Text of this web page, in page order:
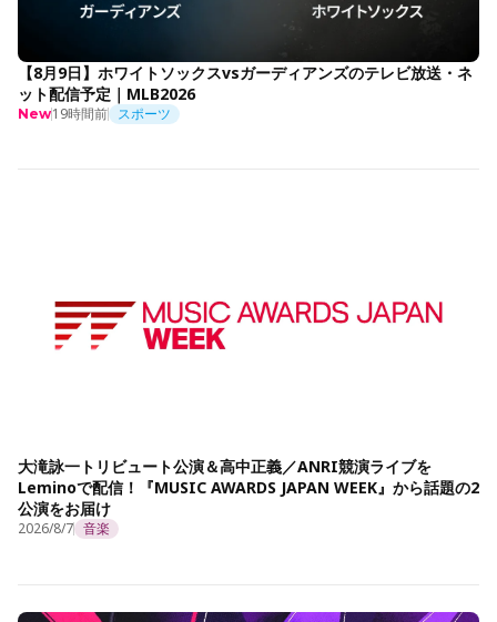
【8月9日】ホワイトソックスvsガーディアンズのテレビ放送・ネ
ット配信予定｜MLB2026
New19時間前 スポーツ
大滝詠一トリビュート公演＆高中正義／ANRI競演ライブを
Leminoで配信！『MUSIC AWARDS JAPAN WEEK』から話題の2
公演をお届け
2026/8/7 音楽